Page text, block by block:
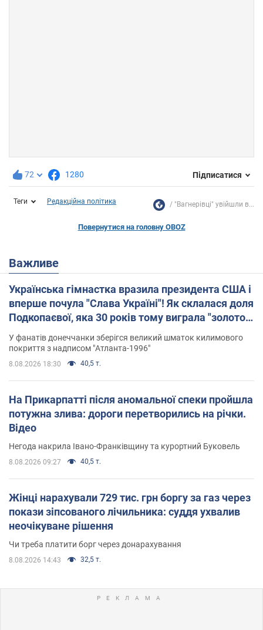
72 1280 Підписатися
Теги Редакційна політика "Вагнерівці" увійшли в...
Повернутися на головну OBOZ
Важливе
Українська гімнастка вразила президента США і
вперше почула "Слава Україні"! Як склалася доля
Подкопаєвої, яка 30 років тому виграла "золото"
Олімпіади
У фанатів донеччанки зберігся великий шматок килимового
покриття з надписом "Атланта-1996"
8.08.2026 18:30 40,5 т.
На Прикарпатті після аномальної спеки пройшла
потужна злива: дороги перетворились на річки.
Відео
Негода накрила Івано-Франківщину та курортний Буковель
8.08.2026 09:27 40,5 т.
Жінці нарахували 729 тис. грн боргу за газ через
покази зіпсованого лічильника: суддя ухвалив
неочікуване рішення
Чи треба платити борг через донарахування
8.08.2026 14:43 32,5 т.